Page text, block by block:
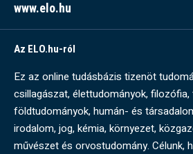
www.elo.hu
Az ELO.hu-ról
Ez az online tudásbázis tizenöt
csillagászat, élettudományok, filozófia,
földtudományok, humán- és
irodalom, jog, kémia, környezet,
művészet és orvostudomány. Célunk,